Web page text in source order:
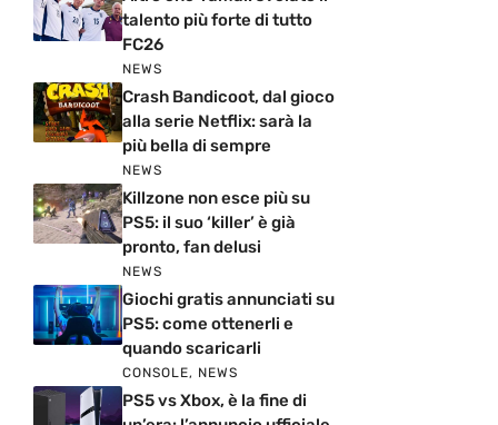
talento più forte di tutto
FC26
NEWS
Crash Bandicoot, dal gioco
alla serie Netflix: sarà la
più bella di sempre
NEWS
Killzone non esce più su
PS5: il suo ‘killer’ è già
pronto, fan delusi
NEWS
Giochi gratis annunciati su
PS5: come ottenerli e
quando scaricarli
CONSOLE, NEWS
PS5 vs Xbox, è la fine di